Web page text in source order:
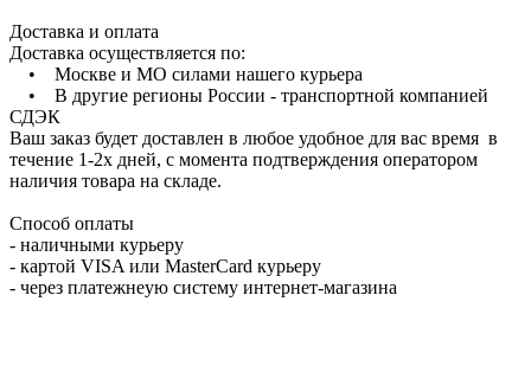
Доставка и оплата
Доставка осуществляется по:
• Москве и МО силами нашего курьера
• В другие регионы России - транспортной компанией
СДЭК
Ваш заказ будет доставлен в любое удобное для вас время в
течение 1-2х дней, с момента подтверждения оператором
наличия товара на складе.
Способ оплаты
- наличными курьеру
- картой VISA или MasterCard курьеру
- через платежнеую систему интернет-магазина